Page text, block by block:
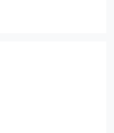
ıslanmayanı veya suda
İşte MaxiTekno’nun